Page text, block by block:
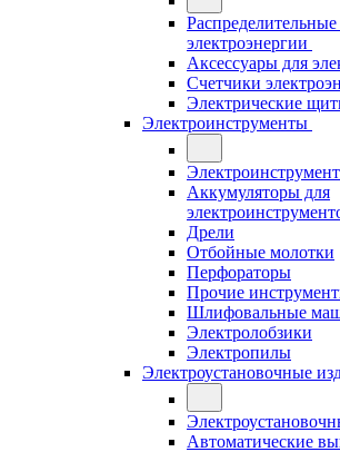
электроэнергии
Аксессуары для
Счетчики
Электрические
Электроинструменты
Аккумуляторы для
Дрели
Отбойные молотки
Перфораторы
Прочие
Шлифовальные
Электролобзики
Электропилы
Электроустановочные
Автоматические